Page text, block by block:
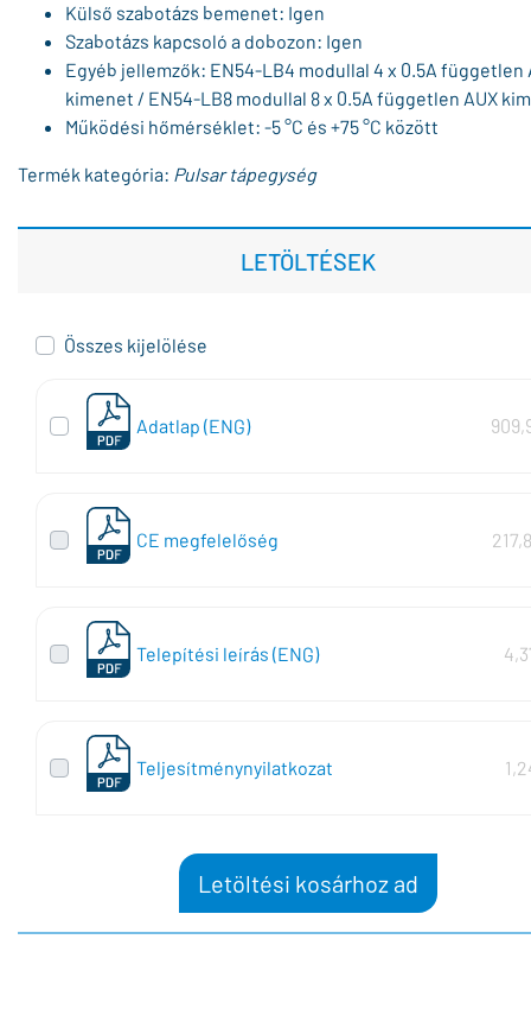
Külső szabotázs bemenet: Igen
Szabotázs kapcsoló a dobozon: Igen
Egyéb jellemzők: EN54-LB4 modullal 4 x 0.5A független
kimenet / EN54-LB8 modullal 8 x 0.5A független AUX
Működési hőmérséklet: -5 °C és +75 °C között
Termék kategória: Pulsar tápegység
LETÖLTÉSEK
Összes kijelölése
Adatlap (ENG)
CE megfelelőség
Telepítési leírás (ENG)
Teljesítménynyilatkozat
Letöltési kosárhoz ad